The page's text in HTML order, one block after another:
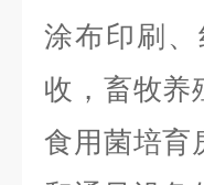
涂布印刷
收，畜牧养
食用菌培育